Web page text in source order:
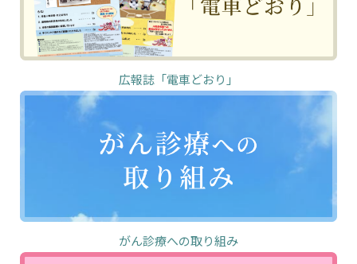
広報誌「電車どおり」
がん診療への取り組み